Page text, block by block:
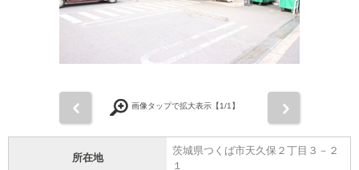
画像タップで拡大表示【1/1】
所在地
茨城県つくば市天久保２丁目３－２
１